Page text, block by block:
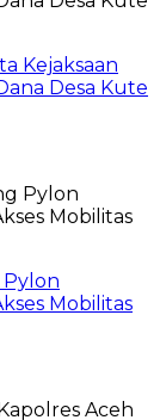
Kejaksaan
Desa Kute
Pylon
Mobilitas